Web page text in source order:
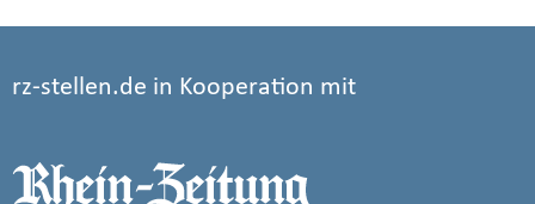
rz-stellen.de in Kooperation mit